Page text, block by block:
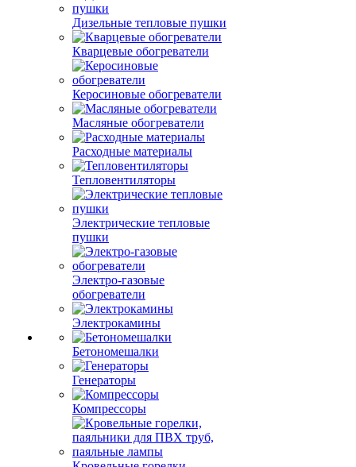
Дизельные тепловые пушки
Кварцевые обогреватели
Керосиновые обогреватели
Масляные обогреватели
Расходные материалы
Тепловентиляторы
Электрические тепловые
пушки
Электро-газовые
обогреватели
Электрокамины
Бетономешалки
Генераторы
Компрессоры